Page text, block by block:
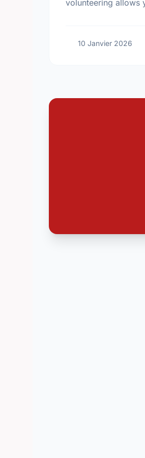
volunteering allows
phone.
10 Janvier 2026